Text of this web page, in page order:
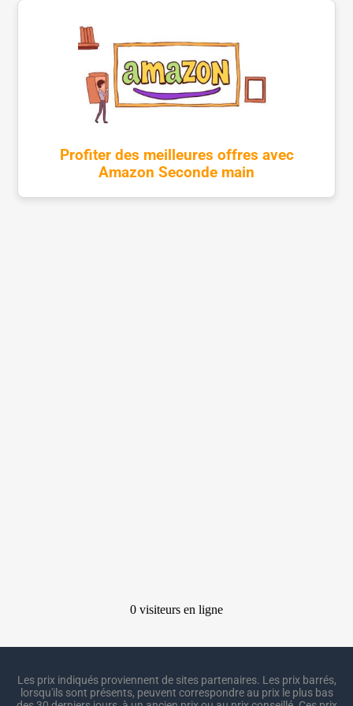
Profiter des meilleures offres avec
Amazon Seconde main
Les prix indiqués proviennent de sites partenaires. Les prix barrés,
lorsqu'ils sont présents, peuvent correspondre au prix le plus bas